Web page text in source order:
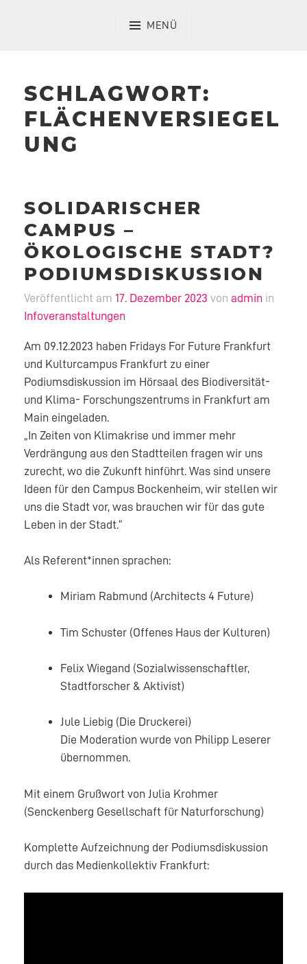
MENÜ
SCHLAGWORT:
FLÄCHENVERSIEGEL
UNG
SOLIDARISCHER
CAMPUS –
ÖKOLOGISCHE STADT?
PODIUMSDISKUSSION
Veröffentlicht am 17. Dezember 2023 von admin in
Infoveranstaltungen
Am 09.12.2023 haben Fridays For Future Frankfurt
und Kulturcampus Frankfurt zu einer
Podiumsdiskussion im Hörsaal des Biodiversität-
und Klima- Forschungszentrums in Frankfurt am
Main eingeladen.
„In Zeiten von Klimakrise und immer mehr
Verdrängung aus den Stadtteilen fragen wir uns
zurecht, wo die Zukunft hinführt. Was sind unsere
Ideen für den Campus Bockenheim, wir stellen wir
uns die Stadt vor, was brauchen wir für das gute
Leben in der Stadt.“
Als Referent*innen sprachen:
Miriam Rabmund (Architects 4 Future)
Tim Schuster (Offenes Haus der Kulturen)
Felix Wiegand (Sozialwissenschaftler,
Stadtforscher & Aktivist)
Jule Liebig (Die Druckerei)
Die Moderation wurde von Philipp Leserer
übernommen.
Mit einem Grußwort von Julia Krohmer
(Senckenberg Gesellschaft für Naturforschung)
Komplette Aufzeichnung der Podiumsdiskussion
durch das Medienkollektiv Frankfurt: